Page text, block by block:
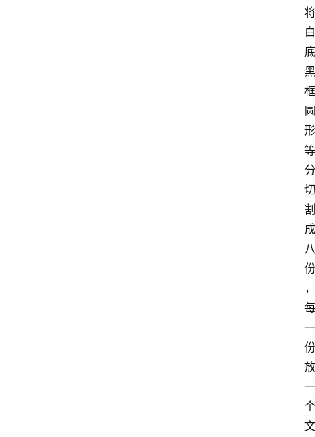
将
白
底
黑
框
圆
形
等
分
切
割
成
八
份
，
每
一
份
放
一
个
文